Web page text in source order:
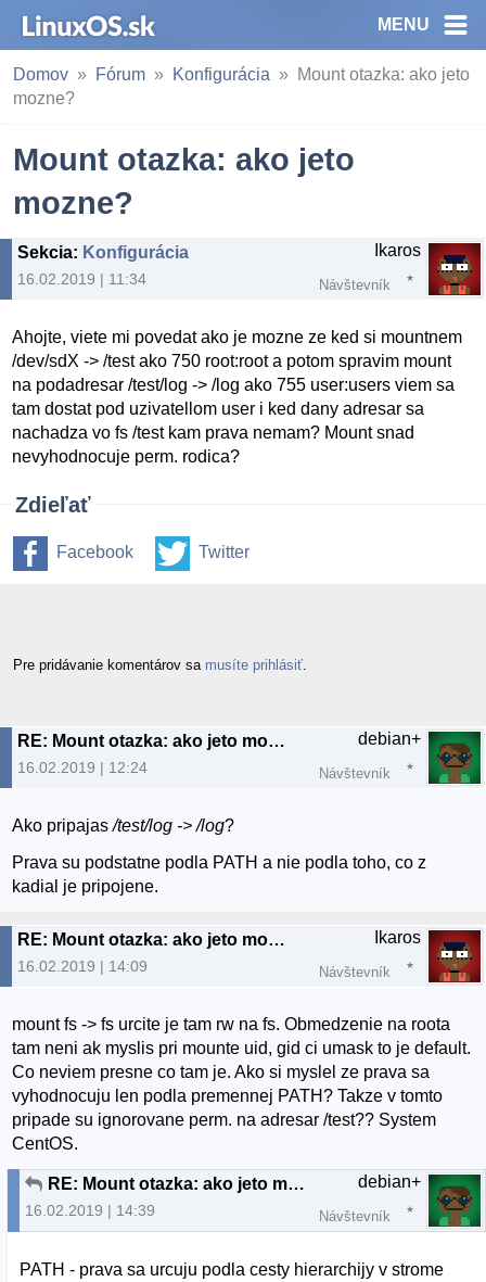
MENU
Domov Fórum Konfigurácia
Mount otazka: ako jeto
mozne?
Mount otazka: ako jeto
mozne?
Sekcia: Konfigurácia
16.02.2019 | 11:34
Ikaros
Návštevník
Ahojte, viete mi povedat ako je mozne ze ked si mountnem
/dev/sdX -> /test ako 750 root:root a potom spravim mount
na podadresar /test/log -> /log ako 755 user:users viem sa
tam dostat pod uzivatellom user i ked dany adresar sa
nachadza vo fs /test kam prava nemam? Mount snad
nevyhodnocuje perm. rodica?
Zdieľať
Facebook Twitter
Pre pridávanie komentárov sa musíte prihlásiť
RE: Mount otazka: ako jeto mozne?
16.02.2019 | 12:24
debian+
Návštevník
Ako pripajas/test/log -> /log?
Prava su podstatne podla PATH a nie podla toho, co z
kadial je pripojene.
RE: Mount otazka: ako jeto mozne?
16.02.2019 | 14:09
Ikaros
Návštevník
mount fs -> fs urcite je tam rw na fs. Obmedzenie na roota
tam neni ak myslis pri mounte uid, gid ci umask to je default.
Co neviem presne co tam je. Ako si myslel ze prava sa
vyhodnocuju len podla premennej PATH? Takze v tomto
pripade su ignorovane perm. na adresar /test?? System
CentOS.
RE: Mount otazka: ako jeto mozne?
16.02.2019 | 14:39
debian+
Návštevník
PATH - prava sa urcuju podla cesty hierarchijy v strome